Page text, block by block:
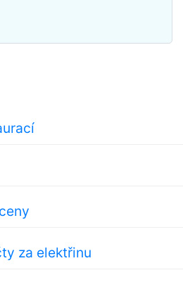
za elektřinu